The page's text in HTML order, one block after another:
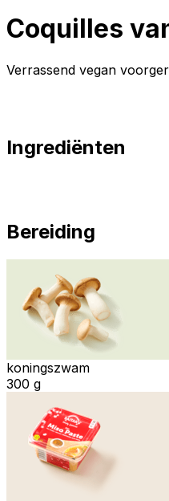
Coquilles
Verrassend vegan
Ingrediënten
Bereiding
koningszwam
300 g